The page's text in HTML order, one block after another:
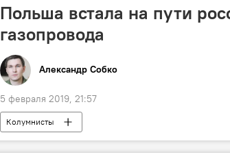
Польша встала на пути
газопровода
Александр Собко
5 февраля 2019, 21:57
Колумнисты